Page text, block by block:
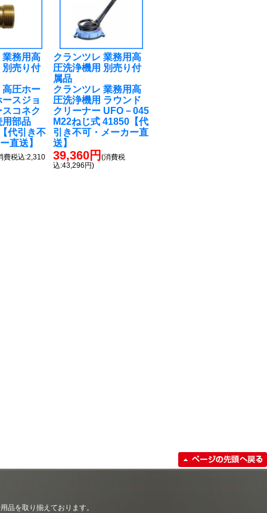
業務用高
別売り付
高圧ホー
スジョ
コネク
用部品
代引き不
直送】
費税込:2,310
クランツレ 業務用高
圧洗浄機用 別売り付
属品
クランツレ 業務用高
圧洗浄機用 ラウンド
クリーナー UFO－045
M22ねじ式 41850【代
引き不可・メーカー直
送】
39,360円(消費税
込:43,296円)
品を取り揃えております。